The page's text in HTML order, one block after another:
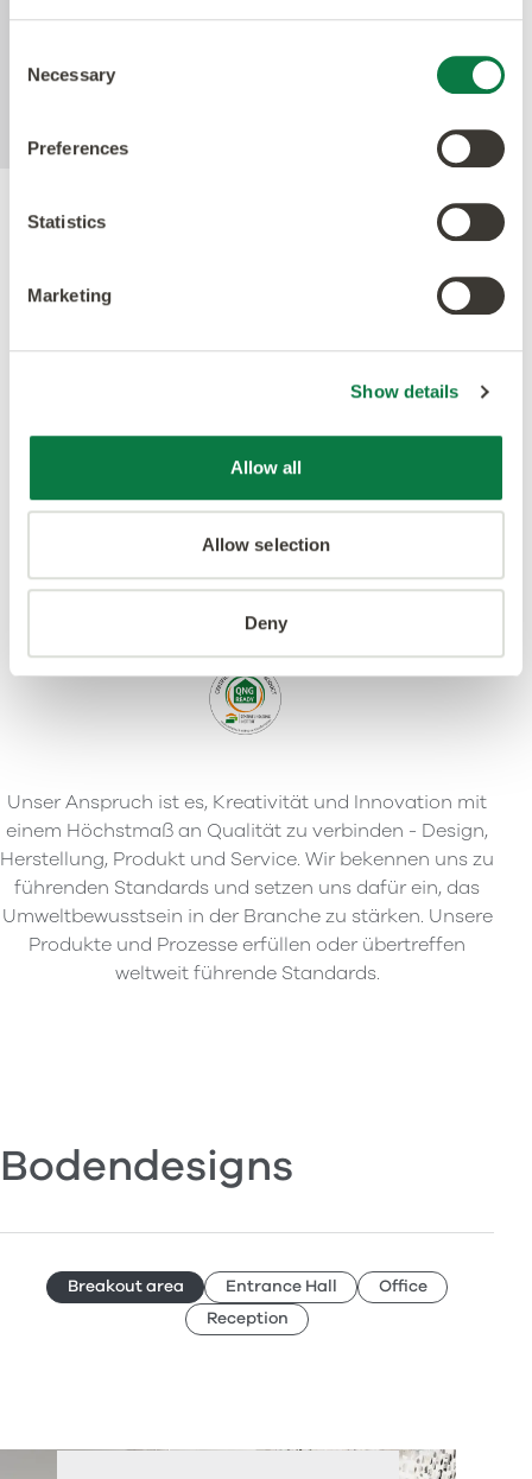
Selection
Necessary
Preferences
Statistics
Marketing
Show details
Allow all
Allow selection
Deny
bietet Sicherheit zwischen den Reinigungszyklen
Bakterien innerhalb von 24 Stunden um mehr als
Unser Anspruch ist es, Kreativität und Innovation mit
einem Höchstmaß an Qualität zu verbinden - Design,
Herstellung, Produkt und Service. Wir bekennen uns zu
führenden Standards und setzen uns dafür ein, das
Umweltbewusstsein in der Branche zu stärken. Unsere
Produkte und Prozesse erfüllen oder übertreffen
weltweit führende Standards.
Bodendesigns
Breakout area Entrance Hall
Office
Reception